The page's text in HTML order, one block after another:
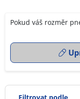
Pokud váš rozměr